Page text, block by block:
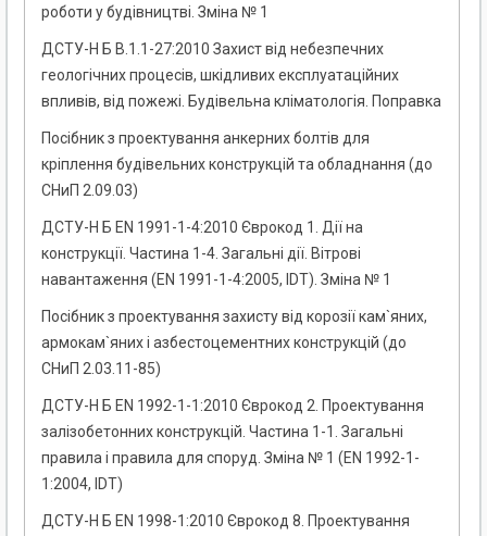
роботи у будівництві. Зміна № 1
ДСТУ-Н Б В.1.1-27:2010 Захист від небезпечних
геологічних процесів, шкідливих експлуатаційних
впливів, від пожежі. Будівельна кліматологія. Поправка
Посібник з проектування анкерних болтів для
кріплення будівельних конструкцій та обладнання (до
СНиП 2.09.03)
ДСТУ-Н Б EN 1991-1-4:2010 Єврокод 1. Дії на
конструкції. Частина 1-4. Загальні дії. Вітрові
навантаження (EN 1991-1-4:2005, IDT). Зміна № 1
Посібник з проектування захисту від корозії кам`яних,
армокам`яних і азбестоцементних конструкцій (до
СНиП 2.03.11-85)
ДСТУ-Н Б EN 1992-1-1:2010 Єврокод 2. Проектування
залізобетонних конструкцій. Частина 1-1. Загальні
правила і правила для споруд. Зміна № 1 (EN 1992-1-
1:2004, IDT)
ДСТУ-Н Б EN 1998-1:2010 Єврокод 8. Проектування